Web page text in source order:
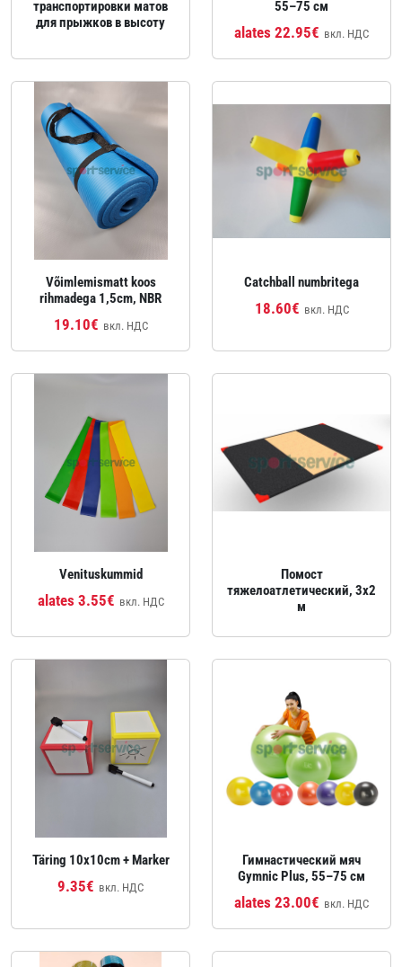
транспортировки матов
для прыжков в высоту
55–75 см
alates 22.95€ вкл. НДС
Võimlemismatt koos
rihmadega 1,5cm, NBR
19.10€ вкл. НДС
Catchball numbritega
18.60€ вкл. НДС
Venituskummid
alates 3.55€ вкл. НДС
Помост
тяжелоатлетический, 3x2
м
Täring 10x10cm + Marker
9.35€ вкл. НДС
Гимнастический мяч
Gymnic Plus, 55–75 см
alates 23.00€ вкл. НДС